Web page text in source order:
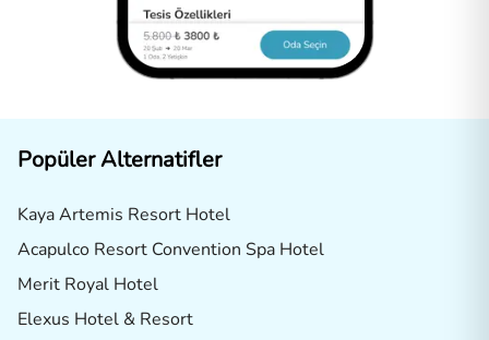
Popüler Alternatifler
Kaya Artemis Resort Hotel
Acapulco Resort Convention Spa Hotel
Merit Royal Hotel
Elexus Hotel & Resort